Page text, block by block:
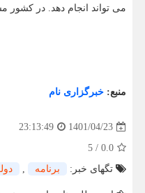
می تواند انجام دهد. در کشور
منبع: خبرگزاری نام
1401/04/23
23:13:49
0.0
/
5
تگهای خبر:
برنامه ,